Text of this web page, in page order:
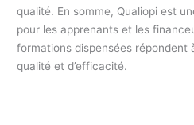
qualité. En somme, Qualiopi est
pour les apprenants et les
formations dispensées répondent
qualité et d’efficacité.